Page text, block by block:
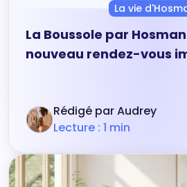
La vie
La Boussole par
nouveau rendez-vous
Rédigé par Audrey
Lecture : 1 min